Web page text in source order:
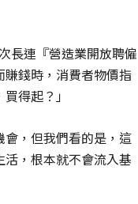
長連『營造業開放聘僱
錢時，消費者物價指
得起？」
，但我們看的是，這
，根本就不會流入基